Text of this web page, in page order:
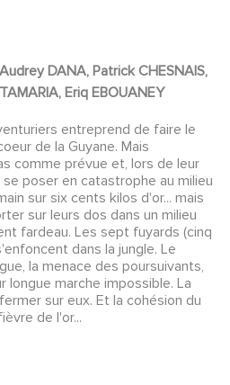
DANA, Patrick CHESNAIS,
Eriq EBOUANEY
entreprend de faire le
de la Guyane. Mais
comme prévue et, lors de leur
poser en catastrophe au milieu
sur six cents kilos d'or... mais
sur leurs dos dans un milieu
fardeau. Les sept fuyards (cinq
dans la jungle. Le
la menace des poursuivants,
longue marche impossible. La
sur eux. Et la cohésion du
de l'or...